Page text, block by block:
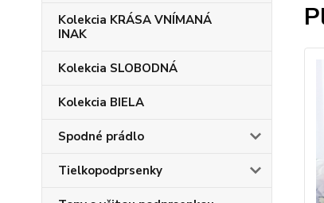
Kolekcia KRÁSA VNÍMANÁ
INAK
Kolekcia SLOBODNÁ
Kolekcia BIELA
Spodné prádlo
Tielkopodprsenky